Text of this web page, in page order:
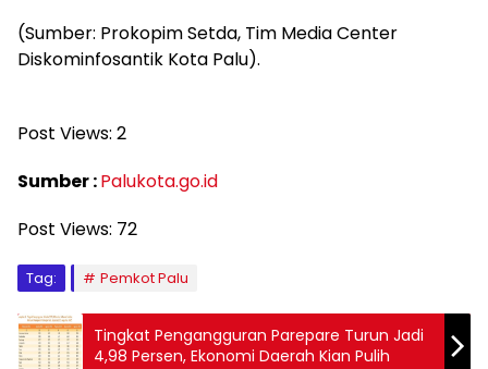
(Sumber: Prokopim Setda, Tim Media Center
Diskominfosantik Kota Palu).
Post Views: 2
Sumber :Palukota.go.id
Post Views: 72
Tag: Pemkot Palu
Tingkat Pengangguran Parepare Turun Jadi
4,98 Persen, Ekonomi Daerah Kian Pulih